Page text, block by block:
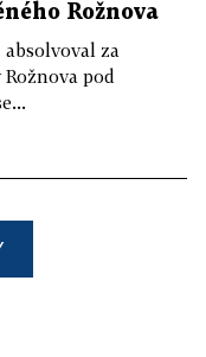
Rožnova
za
pod